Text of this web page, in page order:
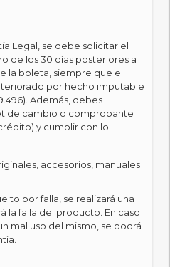
Legal, se debe solicitar el
de los 30 días posteriores a
la boleta, siempre que el
por hecho imputable
Además, debes
de cambio o comprobante
y cumplir con lo
accesorios, manuales
por falla, se realizará una
la falla del producto. En caso
mal uso del mismo, se podrá